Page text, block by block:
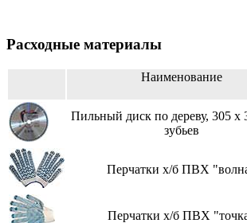
Расходные материалы
Наименование
Пильный диск по дереву, 305 х
зубьев
Перчатки х/б ПВХ
Перчатки х/б ПВХ